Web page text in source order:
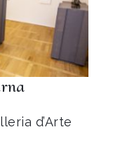
d’Arte